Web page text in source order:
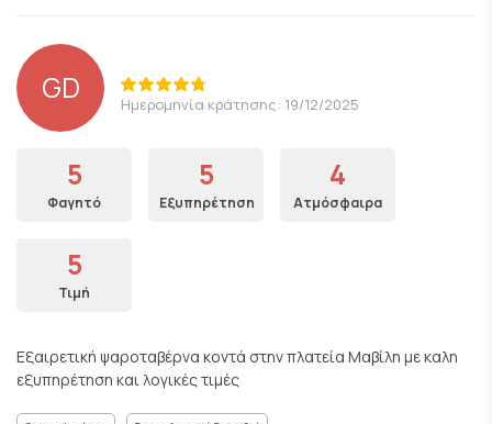
GD Ημερομηνία κράτησης: 19/12/2025
5
Φαγητό
5
Εξυπηρέτηση
4
Ατμόσφαιρα
5
Τιμή
Εξαιρετική ψαροταβέρνα κοντά στην πλατεία Μαβίλη με καλη
εξυπηρέτηση και λογικές τιμές